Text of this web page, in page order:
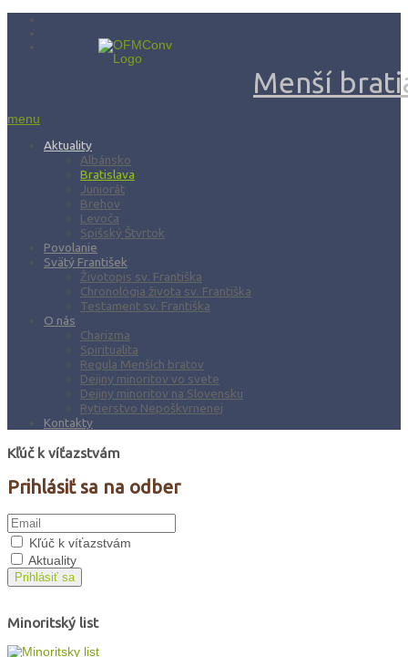
Menší
menu
Aktuality
Albánsko
Bratislava
Juniorát
Brehov
Levoča
Spišský Štvrtok
Povolanie
Svätý František
Životopis sv. Františka
Chronológia života sv. Františka
Testament sv. Františka
O nás
Charizma
Spiritualita
Regula Menších bratov
Dejiny minoritov vo svete
Dejiny minoritov na Slovensku
Rytierstvo Nepoškvrnenej
Kontakty
Kľúč k víťazstvám
Prihlásiť sa na odber
Kľúč k víťazstvám
Aktuality
Prihlásiť sa
Minoritský list